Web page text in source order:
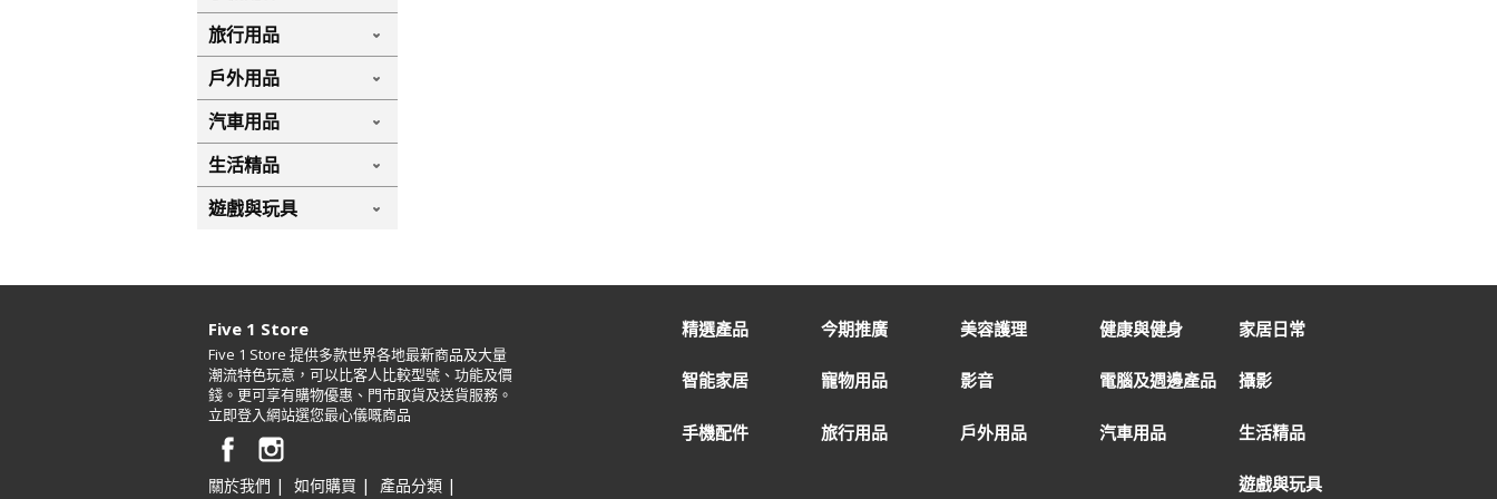
旅行用品
戶外用品
汽車用品
生活精品
遊戲與玩具
Five 1 Store
Five 1 Store 提供多款世界各地最新商品及大量
潮流特色玩意，可以比客人比較型號、功能及價
錢。更可享有購物優惠、門市取貨及送貨服務。
立即登入網站選您最心儀嘅商品
關於我們 | 如何購買 | 產品分類 |
精選產品 今期推廣 美容護理 健康與健身 家居日常
智能家居 寵物用品 影音 電腦及週邊產品 攝影
手機配件 旅行用品 戶外用品 汽車用品 生活精品
遊戲與玩具